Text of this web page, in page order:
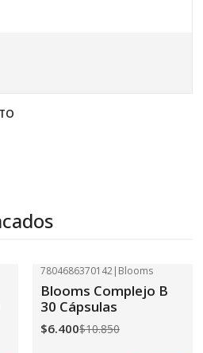
7804686370142| Blooms
Blooms Complejo B
30 Cápsulas
$6.400$10.850